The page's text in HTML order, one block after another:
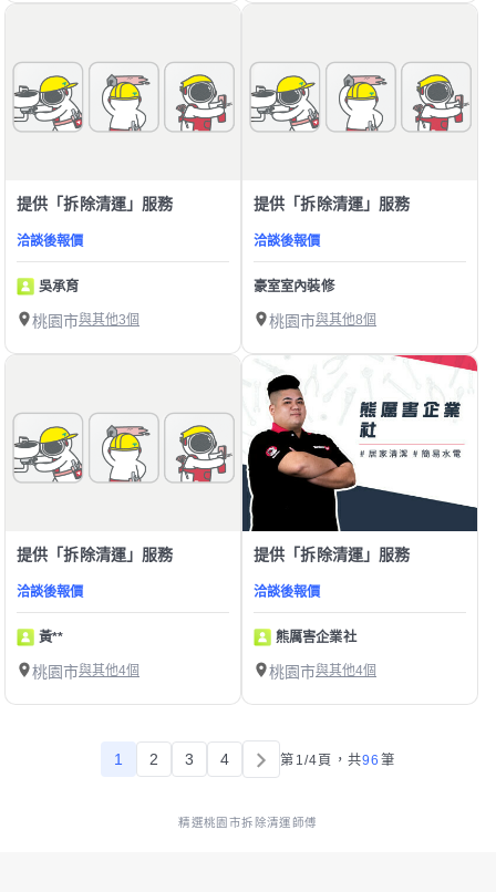
提供「拆除清運」服務
洽談後報價
吳承育
桃園市與其他3個
提供「拆除清運」服務
洽談後報價
豪室室內裝修
桃園市與其他8個
提供「拆除清運」服務
洽談後報價
黃**
桃園市與其他4個
提供「拆除清運」服務
洽談後報價
熊厲害企業社
桃園市與其他4個
1 2 3 4 第1/4頁， 共96 筆
精選桃園市拆除清運師傅